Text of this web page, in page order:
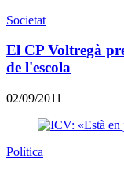
Societat
El CP Voltregà
de l'escola
02/09/2011
Política